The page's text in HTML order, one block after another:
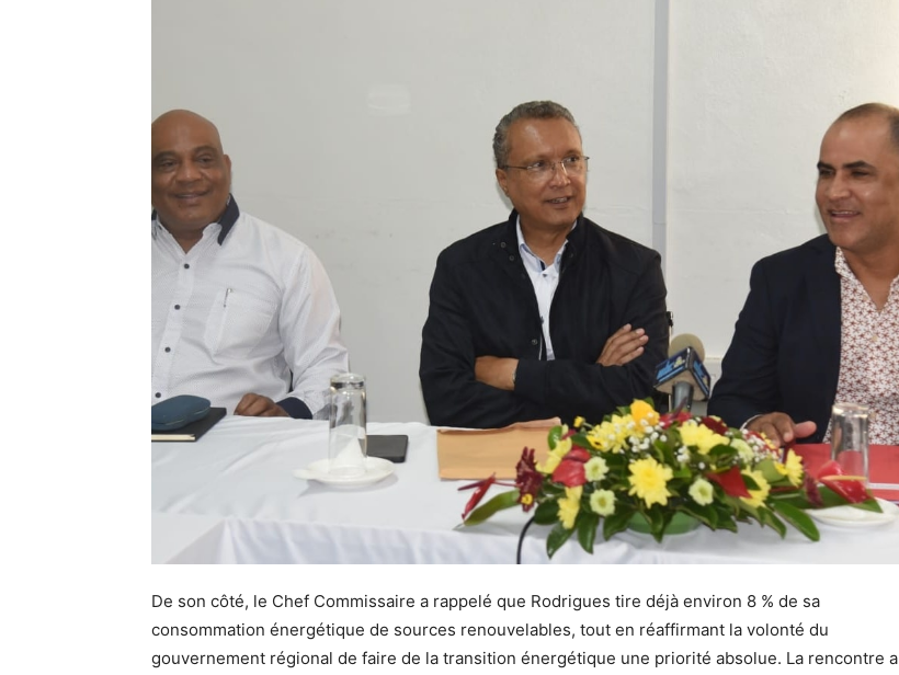
De son côté, le Chef Commissaire a rappelé que Rodrigues tire déjà environ 8 % de sa
consommation énergétique de sources renouvelables, tout en réaffirmant la volonté du
gouvernement régional de faire de la transition énergétique une priorité absolue. La rencontre a